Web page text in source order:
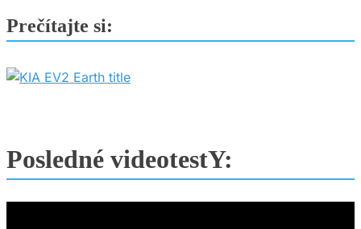
Prečítajte si:
Posledné videotestY: